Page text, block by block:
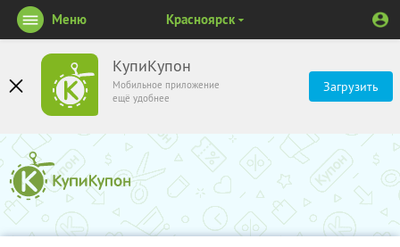
КупиКупон
Мобильное приложение
ещё удобнее
Загрузить
Меню Красноярск